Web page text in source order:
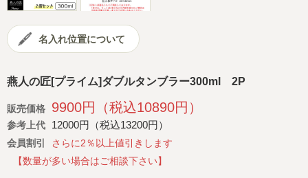
名入れ位置について
燕人の匠[プライム]ダブルタンブラー300ml 2P
販売価格 9900円（税込10890円）
参考上代 12000円（税込13200円）
会員割引
さらに2％以上値引きします
【数量が多い場合はご相談下さい】